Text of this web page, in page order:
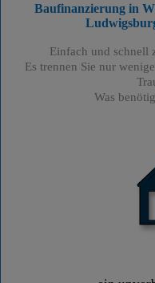
Baufinanzierung in
Einfach und schnell
Es trennen Sie nur
Was